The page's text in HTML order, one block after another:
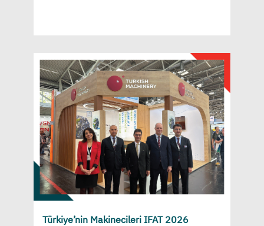
Türkiye’nin Makinecileri IFAT 2026